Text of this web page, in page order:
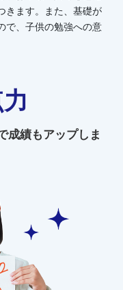
きます。また、基礎が
で、子供の勉強への意
成績もアップしま